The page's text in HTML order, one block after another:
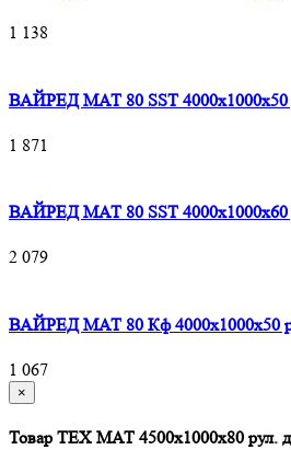
1 138
ВАЙРЕД МАТ 80 SST 4000x1000x50
1 871
ВАЙРЕД МАТ 80 SST 4000x1000x60
2 079
ВАЙРЕД МАТ 80 Кф 4000x1000x50
1 067
×
Товар ТЕХ МАТ 4500x1000x80 рул.